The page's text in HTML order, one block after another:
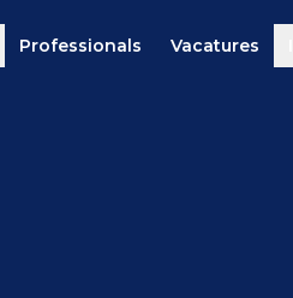
Professionals Vacatures